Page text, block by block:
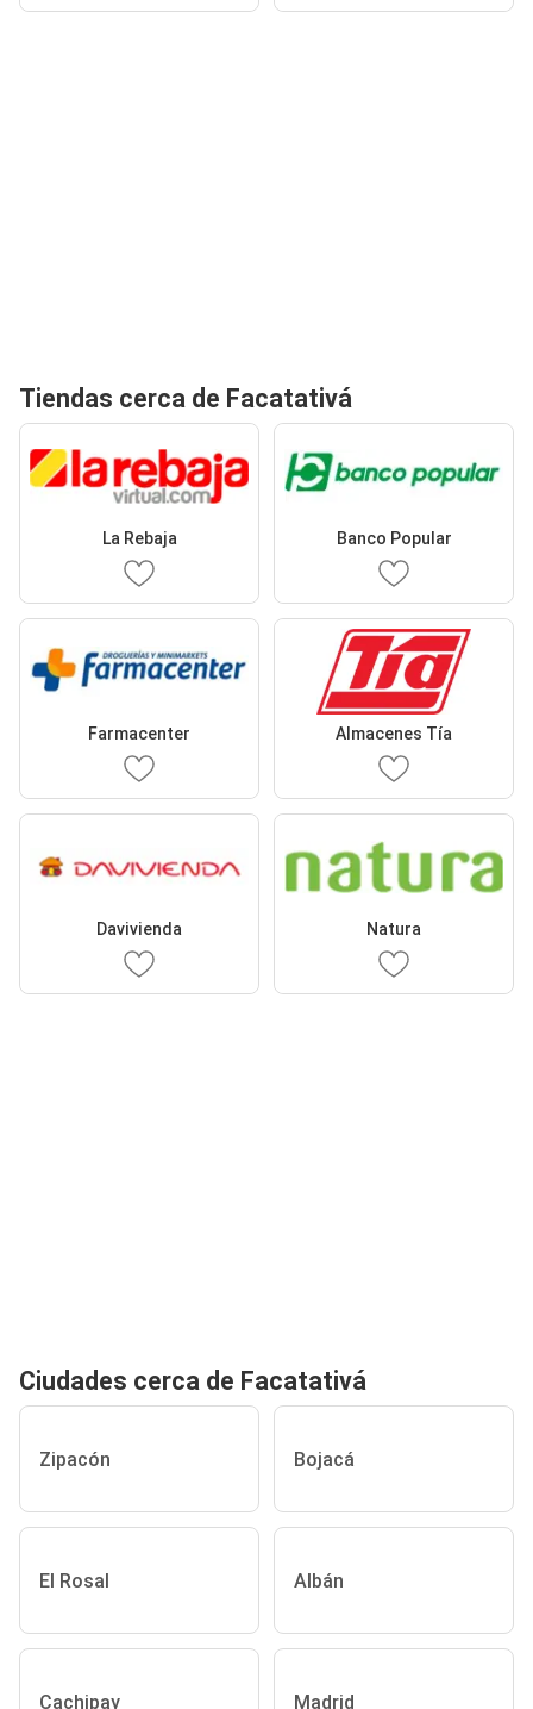
Tiendas cerca de Facatativá
La Rebaja Banco Popular
Farmacenter Almacenes Tía
Davivienda Natura
Ciudades cerca de Facatativá
Zipacón Bojacá
El Rosal Albán
Cachipay Madrid